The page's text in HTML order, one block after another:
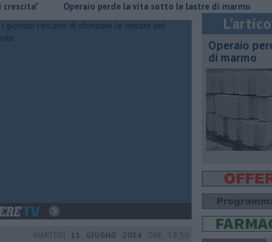
Operaio perde la vita sotto le lastre di marmo
MARTEDÌ 11 GIUGNO 2024 ORE 18:30
Operaio
di marmo